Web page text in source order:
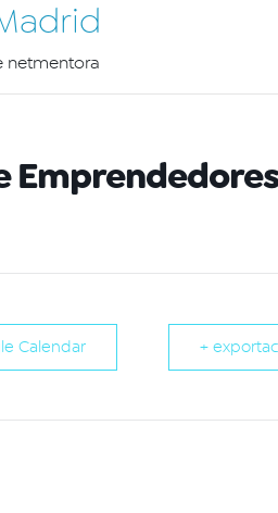
netmentora
Emprendedores
Calendar +